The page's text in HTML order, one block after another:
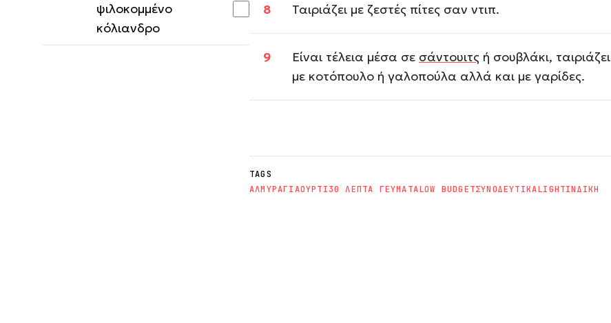
ψιλοκομμένο
κόλιανδρο
Ταιριάζει με ζεστές πίτες σαν ντιπ.
Είναι τέλεια μέσα σε σάντουιτς ή σουβλάκι, ταιριάζει
με κοτόπουλο ή γαλοπούλα αλλά και με γαρίδες.
TAGS
ΑΛΜΥΡΑΓΙΑΟΥΡΤΙ30 ΛΕΠΤΑ ΓΕΥΜΑΤΑLOW BUDGETΣΥΝΟΔΕΥΤΙΚΑLIGHTΙΝΔΙΚΗ